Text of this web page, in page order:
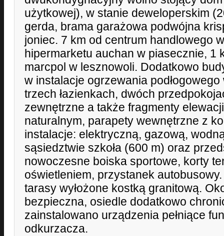
użytkowej), w stanie deweloperskim
gerda, brama garażowa podwójna
joniec. 7 km od centrum handlowego
hipermarketu auchan w piasecznie, 1
marcpol w lesznowoli. Dodatkowo
w instalacje ogrzewania
trzech łazienkach, dwóch
zewnętrzne a także fragmenty
naturalnym, parapety wewnętrzne z
instalacje: elektryczną, gazową,
sąsiedztwie szkoła (600 m) oraz
nowoczesne boiska sportowe, korty
oświetleniem, przystanek
tarasy wyłożone kostką granitową.
bezpieczna, osiedle dodatkowo
zainstalowano urządzenia pełniące
odkurzacza.